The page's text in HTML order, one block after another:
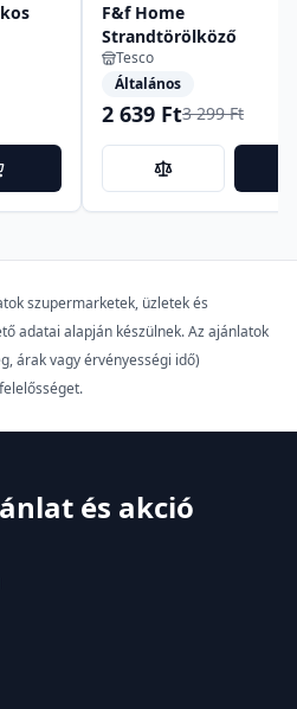
F&f Home
Strandtörölköző
Tesco
Általános
2 639 Ft3 299 Ft
szupermarketek, üzletek és
adatai alapján készülnek. Az ajánlatok
árak vagy érvényességi idő)
és akció